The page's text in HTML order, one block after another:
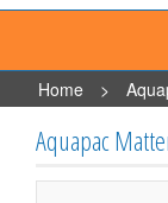
Home
>
Aquapac